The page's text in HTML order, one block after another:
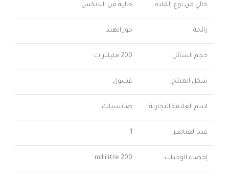
خالي من نوع المادة خالية من اللاتكس
رائحة جوز الهند
حجم السائل 200 مليلترات
شكل المنتج غسول
اسم العلامة التجارية صانسيلك
عدد العناصر 1
إحصاء الوحدات 200 millilitre